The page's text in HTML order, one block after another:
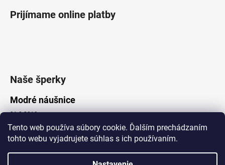
Tento web používa súbory cookie. Ďalším prechádzaním
tohto webu vyjadrujete súhlas s ich používaním.
Prijímame online platby
Naše šperky
Modré náušnice
21.8.2019
Vytvoril Shoptet